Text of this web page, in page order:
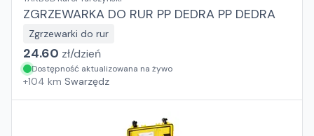
ZGRZEWARKA DO RUR PP DEDRA PP DEDRA
Zgrzewarki do rur
24.60 zł/dzień
Dostępność aktualizowana na żywo
+104 km Swarzędz